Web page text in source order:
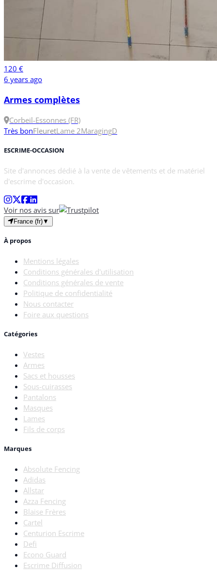
120 €
6 years ago
Armes complètes
Corbeil-Essonnes (FR)
Très bonFleuretLame 2MaragingD
ESCRIME-OCCASION
Site d'annonces dédié à la vente de vêtements et de matériel
d'escrime d'occasion.
Voir nos avis sur
France (fr)▼
À propos
Mentions légales
Conditions générales d'utilisation
Conditions générales de vente
Politique de confidentialité
Nous contacter
Foire aux questions
Catégories
Vestes
Armes
Sacs et housses
Sous-cuirasses
Pantalons
Masques
Lames
Fils de corps
Marques
Absolute Fencing
Adidas
Allstar
Azza Fencing
Blaise Frères
Cartel
Centurion Escrime
Defi
Econo Guard
Escrime Diffusion